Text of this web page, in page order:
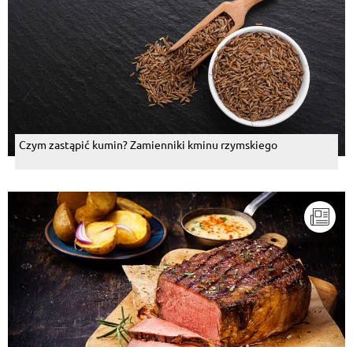
Czym zastąpić kumin? Zamienniki kminu rzymskiego